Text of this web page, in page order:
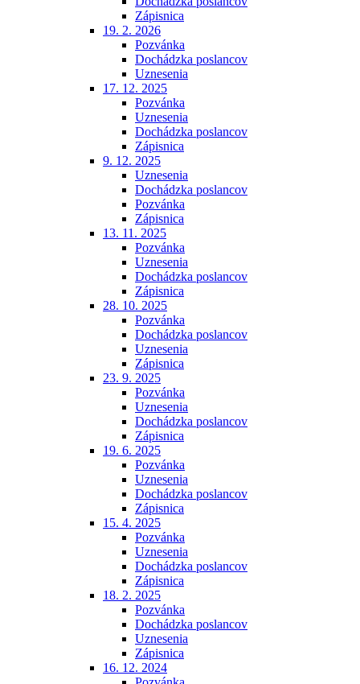
Zápisnica
19. 2. 2026
Pozvánka
Dochádzka poslancov
Uznesenia
17. 12. 2025
Pozvánka
Uznesenia
Dochádzka poslancov
Zápisnica
9. 12. 2025
Uznesenia
Dochádzka poslancov
Pozvánka
Zápisnica
13. 11. 2025
Pozvánka
Uznesenia
Dochádzka poslancov
Zápisnica
28. 10. 2025
Pozvánka
Dochádzka poslancov
Uznesenia
Zápisnica
23. 9. 2025
Pozvánka
Uznesenia
Dochádzka poslancov
Zápisnica
19. 6. 2025
Pozvánka
Uznesenia
Dochádzka poslancov
Zápisnica
15. 4. 2025
Pozvánka
Uznesenia
Dochádzka poslancov
Zápisnica
18. 2. 2025
Pozvánka
Dochádzka poslancov
Uznesenia
Zápisnica
16. 12. 2024